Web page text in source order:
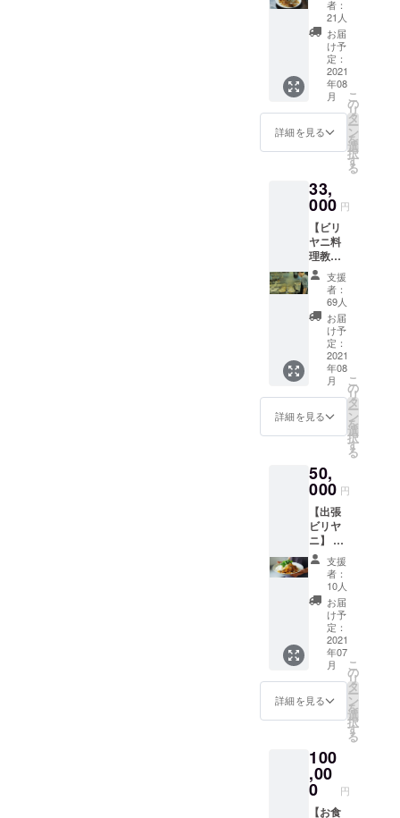
ら、お
届け希
望日時
をメー
ルにて
お伺い
いたし
ます。
ション
も準備
してお
りま
す。
キャン
ペーン
終了後
に登録
のメー
いただ
けるカ
ラーを
ご連絡
致しま
す。ご
返信が
ない場
合は
キャッ
プ黒×刺
繍白を
用意さ
せてい
ただき
発送は
2021年
7月を予
おりま
す。
種類を
お教え
しま
す。味
に大き
く影響
する部
分以外
をそぎ
ば美味
しいビ
リヤニ
になる
のかが
１日で
習得で
きま
す。
余った
ビリヤ
ニは持
ち帰り
です。
①ミッ
クスス
パイス
ビリヤ
ニ４人
前 ②ス
パイス5
種類で
シンプ
ルな
エッグ
ビリヤ
ニ４人
前 ③漬
けてお
くだけ
ラム
カッチ
ニ４人
前 ④混
りビリ
ヤニ４
人前
開催人
リヤニ
１回】
■ビリヤ
ニの食
材、炊
き加
減、米
の銘
柄、辛
さをで
きる限
望に
沿って
お作り
しま
す。食
材に
よって
はご希
望に沿
えない
場合も
ありま
す。内
容や日
程はご
相談く
ださ
可能で
す。 ■
お食事
券1,100
円×30枚
を郵送
でお送
りしま
す。 ビ
リヤニ
大澤で
のお食
事代金
にご利
用いた
だけま
す。
ン1カ月
順次発
送とな
りま
す。 有
者：
21人
お届
け予
定：
2021
年08
月
詳細を見る
こ
の
リ
タ
ー
ン
を
選
択
す
る
33,
000 円
【ビリ
ヤニ料
理教
室 上
級編
１名
様】３
種類８
時間
「明日
から間
借り
オープ
ンコー
ス」継
続相談
協のな
い僕の
レシピ
を手間
暇かけ
て作
り、一
回でお
店に負
けない
味が安
定して
作れる
ように
お教え
しま
す。
ち帰り
です。
①チキ
ンパッ
キビリ
支援
者：
69人
お届
け予
定：
2021
年08
月
詳細を見る
こ
の
リ
タ
ー
ン
を
選
択
す
る
50,
000 円
【出張
ビリヤ
ニ】 全
国どこ
でもビ
リヤニ
を作り
に伺い
ます。
日程や
内容は
ご相談
くださ
い。 ※
旅費は
別途と
す。 ※
屋外で
の調理
は難し
いで
支援
者：
10人
お届
け予
定：
2021
年07
月
詳細を見る
こ
の
リ
タ
ー
ン
を
選
択
す
る
100
,00
0 円
【お食